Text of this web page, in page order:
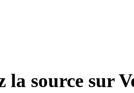
la source sur